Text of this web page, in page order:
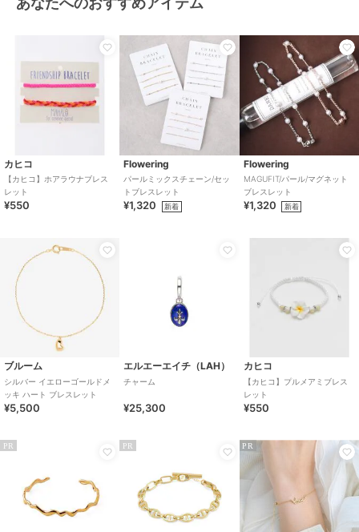
カヒコ
【カヒコ】ホアラウナブレス
レット
¥550
Flowering
パールミックスチェーン/セッ
トブレスレット
¥1,320 新着
Flowering
MAGUFIT/パール/マグネット
ブレスレット
¥1,320 新着
ブルーム
シルバー イエローゴールドメ
ッキ ハート ブレスレット
¥5,500
エルエーエイチ（LAH）
チャーム
¥25,300
カヒコ
【カヒコ】プルメアミブレス
レット
¥550
PR PR PR